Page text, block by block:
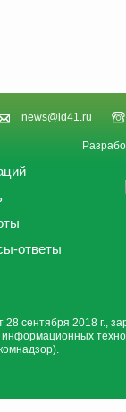
news@id41.ru
ответы
сентября 2018 г.,